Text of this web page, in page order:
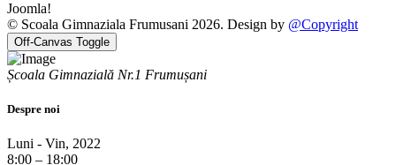
© Scoala Gimnaziala Frumusani 2026. Design by @Copyright
Off-Canvas Toggle
Școala Gimnazială Nr.1 Frumușani
Despre noi
Luni - Vin, 2022
8:00 – 18:00